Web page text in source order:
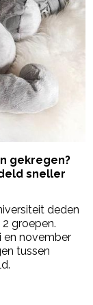
gekregen?
sneller
deden
groepen.
en november
tussen